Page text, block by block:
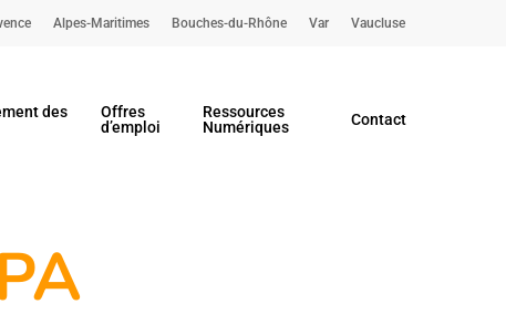
Alpes-Maritimes Bouches-du-Rhône Var Vaucluse
des
Offres
d’emploi
Ressources
Numériques
Contact